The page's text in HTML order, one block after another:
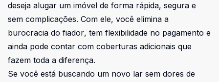
deseja alugar um imóvel de forma rápida, segura e
sem complicações. Com ele, você elimina a
burocracia do fiador, tem flexibilidade no pagamento e
ainda pode contar com coberturas adicionais que
fazem toda a diferença.
Se você está buscando um novo lar sem dores de